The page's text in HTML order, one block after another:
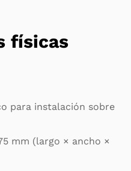
físicas
para instalación sobre
mm (largo × ancho ×